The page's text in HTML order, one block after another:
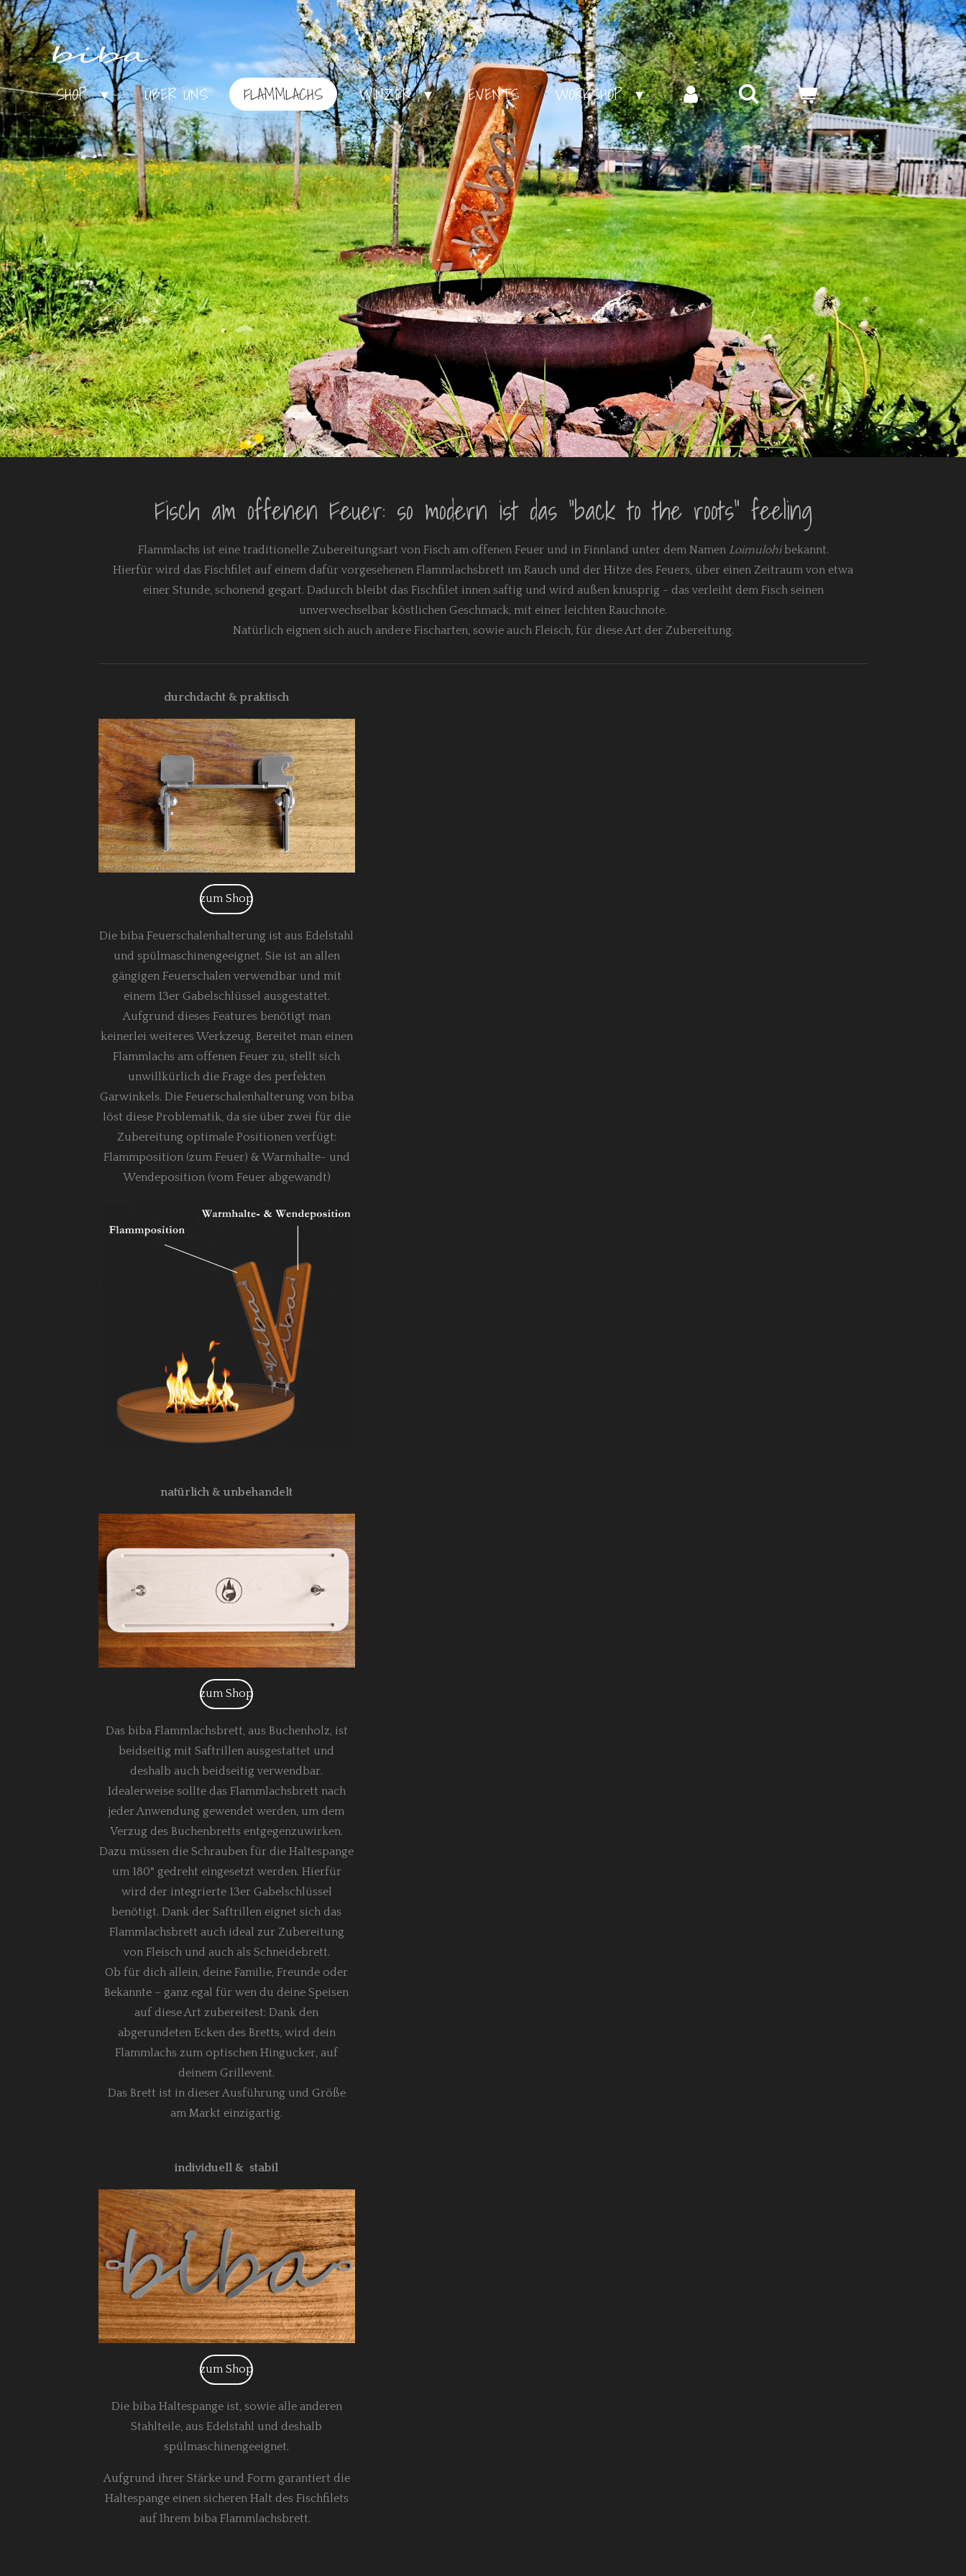
Zum
Hauptinhalt
springen
SHOP ÜBER UNS FLAMMLACHS WINZER EVENTS WORKSHOP
Fisch am offenen Feuer: so modern ist das "back to the roots" feeling
Flammlachs ist eine traditionelle Zubereitungsart von Fisch am offenen Feuer und in Finnland unter dem Namen Loimulohibekannt.
Hierfür wird das Fischfilet auf einem dafür vorgesehenen Flammlachsbrett im Rauch und der Hitze des Feuers, über einen Zeitraum von etwa
einer Stunde, schonend gegart. Dadurch bleibt das Fischfilet innen saftig und wird außen knusprig - das verleiht dem Fisch seinen
unverwechselbar köstlichen Geschmack, mit einer leichten Rauchnote.
Natürlich eignen sich auch andere Fischarten, sowie auch Fleisch, für diese Art der Zubereitung.
durchdacht & praktisch
zum Shop
Die biba Feuerschalenhalterung ist aus Edelstahl
und spülmaschinengeeignet. Sie ist an allen
gängigen Feuerschalen verwendbar und mit
einem 13er Gabelschlüssel ausgestattet.
Aufgrund dieses Features benötigt man
keinerlei weiteres Werkzeug. Bereitet man einen
Flammlachs am offenen Feuer zu, stellt sich
unwillkürlich die Frage des perfekten
Garwinkels. Die Feuerschalenhalterung von biba
löst diese Problematik, da sie über zwei für die
Zubereitung optimale Positionen verfügt:
Flammposition (zum Feuer) & Warmhalte- und
Wendeposition (vom Feuer abgewandt)
natürlich & unbehandelt
zum Shop
Das biba Flammlachsbrett, aus Buchenholz, ist
beidseitig mit Saftrillen ausgestattet und
deshalb auch beidseitig verwendbar.
Idealerweise sollte das Flammlachsbrett nach
jeder Anwendung gewendet werden, um dem
Verzug des Buchenbretts entgegenzuwirken.
Dazu müssen die Schrauben für die Haltespange
um 180° gedreht eingesetzt werden. Hierfür
wird der integrierte 13er Gabelschlüssel
benötigt. Dank der Saftrillen eignet sich das
Flammlachsbrett auch ideal zur Zubereitung
von Fleisch und auch als Schneidebrett.
Ob für dich allein, deine Familie, Freunde oder
Bekannte – ganz egal für wen du deine Speisen
auf diese Art zubereitest: Dank den
abgerundeten Ecken des Bretts, wird dein
Flammlachs zum optischen Hingucker, auf
deinem Grillevent.
Das Brett ist in dieser Ausführung und Größe
am Markt einzigartig.
individuell & stabil
zum Shop
Die biba Haltespange ist, sowie alle anderen
Stahlteile, aus Edelstahl und deshalb
spülmaschinengeeignet.
Aufgrund ihrer Stärke und Form garantiert die
Haltespange einen sicheren Halt des Fischfilets
auf Ihrem biba Flammlachsbrett.